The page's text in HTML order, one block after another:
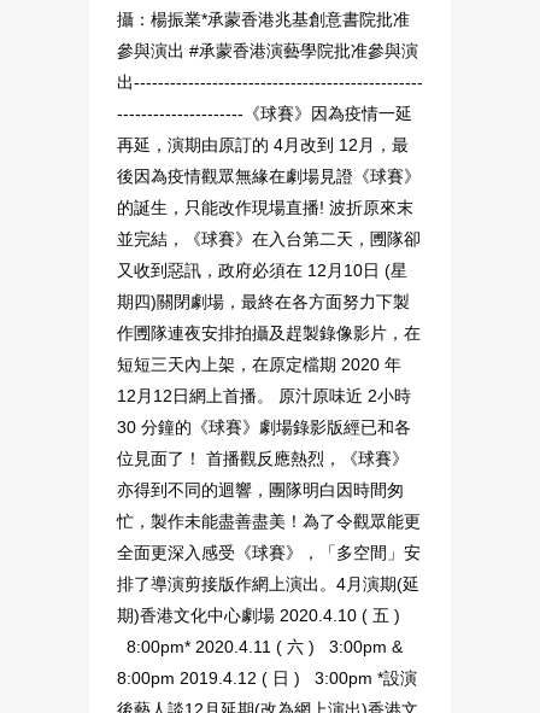
攝：楊振業*承蒙香港兆基創意書院批准
參與演出 #承蒙香港演藝學院批准參與演
出------------------------------------------------
---------------------《球賽》因為疫情⼀延
再延，演期由原訂的 4⽉改到 12⽉，最
後因為疫情觀眾無緣在劇場⾒證《球賽》
的誕⽣，只能改作現場直播! 波折原來末
並完結，《球賽》在入台第⼆天，圑隊卻
⼜收到惡訊，政府必須在 12⽉10⽇ (星
期四)關閉劇場，最終在各⽅⾯努⼒下製
作圑隊連夜安排拍攝及趕製錄像影⽚，在
短短三天內上架，在原定檔期 2020 年
12⽉12⽇網上⾸播。 原汁原味近 2⼩時
30 分鐘的《球賽》劇場錄影版經已和各
位⾒⾯了！ ⾸播觀反應熱烈，《球賽》
亦得到不同的迴響，團隊明⽩因時間匆
忙，製作未能盡善盡美！為了令觀眾能更
全⾯更深入感受《球賽》，「多空間」安
排了導演剪接版作網上演出。4月演期(延
期)香港文化中心劇場 2020.4.10 ( 五 )
8:00pm* 2020.4.11 ( 六 ) 3:00pm &
8:00pm 2019.4.12 ( 日 ) 3:00pm *設演